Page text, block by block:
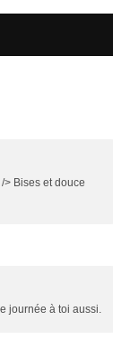
Bises et douce
journée à toi aussi.